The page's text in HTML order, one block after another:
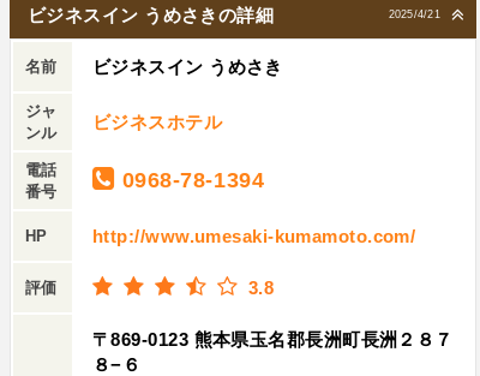
2025/4/21
ビジネスイン うめさきの詳細
名前 ビジネスイン うめさき
ジャ
ンル
ビジネスホテル
電話
番号
0968-78-1394
HP http://www.umesaki-kumamoto.com/
評価 3.8
〒869-0123 熊本県玉名郡長洲町長洲２８７
８−６